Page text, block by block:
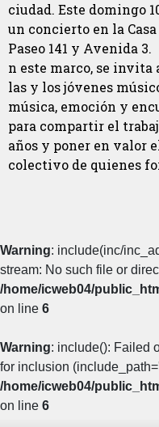
ciudad. Este domingo
un concierto en la
Paseo 141 y Avenida 3.
n este marco, se invita
las y los jóvenes
música, emoción y
para compartir el
años y poner en valor
colectivo de quienes
Warning: include(inc/
stream: No such file or
/home/icweb04/
on line 6
Warning: include(): Failed
for inclusion
/home/icweb04/
on line 6